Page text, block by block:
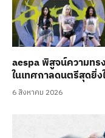
aespa พิสูจน์ความทร
ในเทศกาลดนตรีสุดยิ่ง
6 สิงหาคม 2026